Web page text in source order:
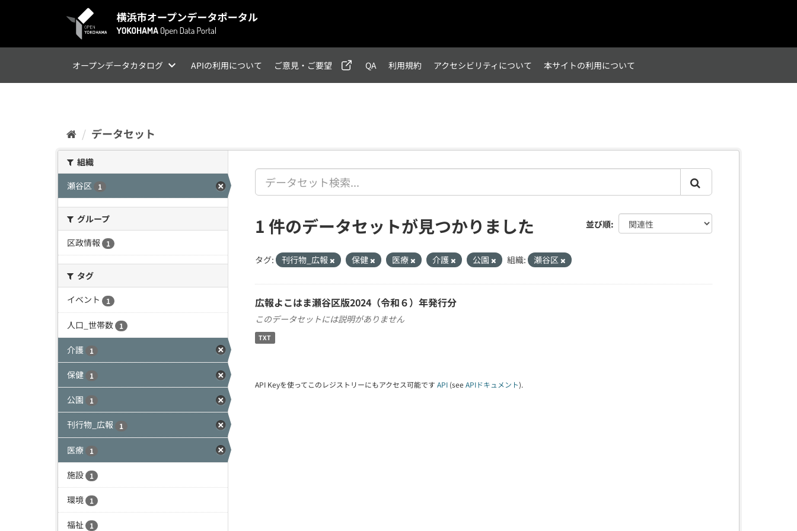
オープンデータカタログ APIの利用について ご意見・ご要望 QA 利用規約 アクセシビリティについて 本サイトの利用について
データセット
組織
瀬谷区
1
グループ
区政情報
1
タグ
イベント
1
人口_世帯数 1
介護 1
保健 1
公園 1
刊行物_広報 1
医療 1
施設 1
環境 1
福祉 1
並び順
1 件のデータセットが見つかりました
タグ: 刊行物_広報 保健 医療 介護 公園 組織: 瀬谷区
広報よこはま瀬谷区版2024（令和６）年発行分
このデータセットには説明がありません
TXT
API Keyを使ってこのレジストリーにもアクセス可能です API (see APIドキュメント).